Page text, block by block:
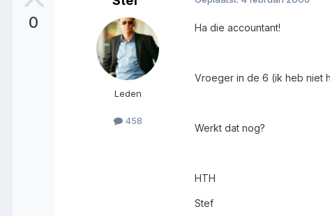
0
Leden
458
Ha die accountant!
Vroeger in de 6 (ik heb niet
Werkt dat nog?
HTH
Stef